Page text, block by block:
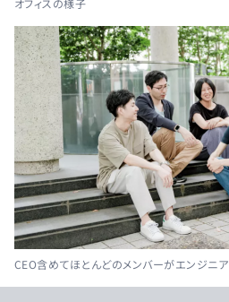
CEO含めてほとんどのメンバーがエンジニア